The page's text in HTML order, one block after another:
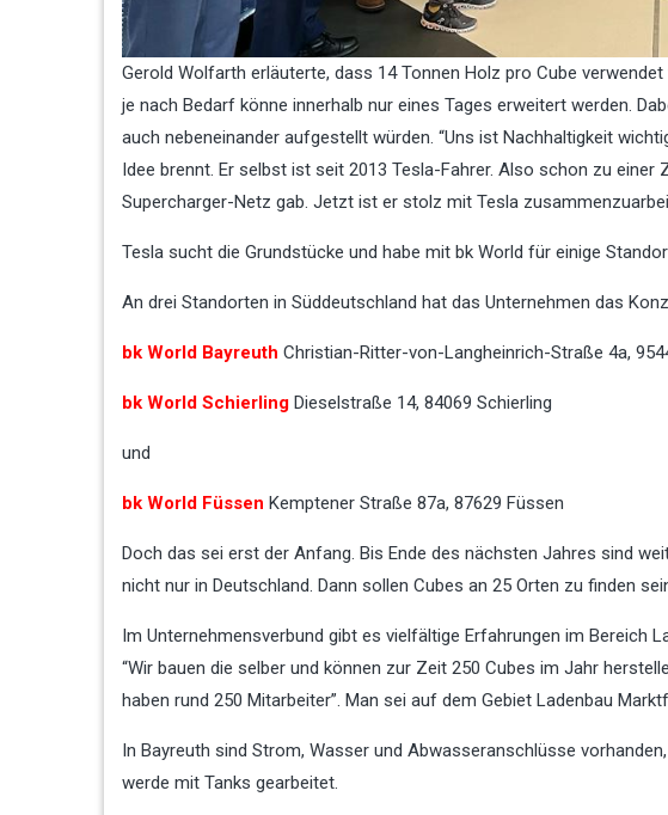
Gerold Wolfarth erläuterte, dass 14 Tonnen Holz pro Cube
je nach Bedarf könne innerhalb nur eines Tages erweitert werden.
auch nebeneinander aufgestellt würden. “Uns ist Nachhaltigkeit
Idee brennt. Er selbst ist seit 2013 Tesla-Fahrer. Also schon zu
Supercharger-Netz gab. Jetzt ist er stolz mit Tesla
Tesla sucht die Grundstücke und habe mit bk World für einige
An drei Standorten in Süddeutschland hat das Unternehmen das
bk World Bayreuth Christian-Ritter-von-Langheinrich-Straße 4a,
bk World Schierling Dieselstraße 14, 84069 Schierling
und
bk World Füssen Kemptener Straße 87a, 87629 Füssen
Doch das sei erst der Anfang. Bis Ende des nächsten Jahres sind
nicht nur in Deutschland. Dann sollen Cubes an 25 Orten zu finden
Im Unternehmensverbund gibt es vielfältige Erfahrungen im Bereich
“Wir bauen die selber und können zur Zeit 250 Cubes im Jahr
haben rund 250 Mitarbeiter”. Man sei auf dem Gebiet Ladenbau
In Bayreuth sind Strom, Wasser und Abwasseranschlüsse
werde mit Tanks gearbeitet.